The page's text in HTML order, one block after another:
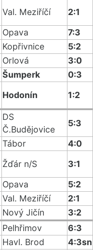
Val. Meziříčí
2:1
Opava
7:3
Kopřivnice
5:2
Orlová
3:0
Šumperk
0:3
Hodonín 1:2
DS
Č.Budějovice
5:3
Tábor
4:0
Žďár n/S
3:1
Opava
5:2
Val. Meziříčí
2:1
Nový Jičín
3:2
Pelhřimov
6:3
Havl. Brod
4:3sn